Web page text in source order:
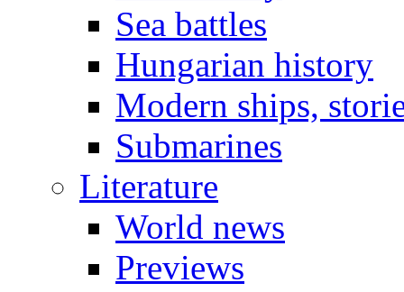
Sea battles
Hungarian history
Modern ships,
Submarines
Literature
World news
Previews